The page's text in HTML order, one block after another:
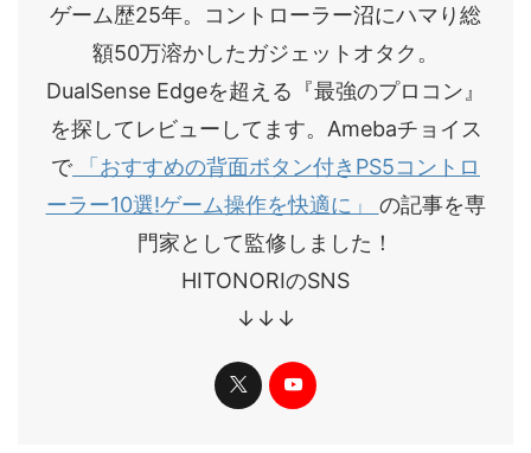
ゲーム歴25年。コントローラー沼にハマり総
額50万溶かしたガジェットオタク。
DualSense Edgeを超える『最強のプロコン』
を探してレビューしてます。Amebaチョイス
で「おすすめの背面ボタン付きPS5コントロ
ーラー10選!ゲーム操作を快適に」 の記事を専
門家として監修しました！
HITONORIのSNS
↓↓↓